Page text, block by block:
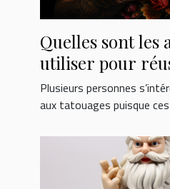
Quelles sont les
utiliser pour
d’un kit de
Plusieurs personnes
aux tatouages puisque